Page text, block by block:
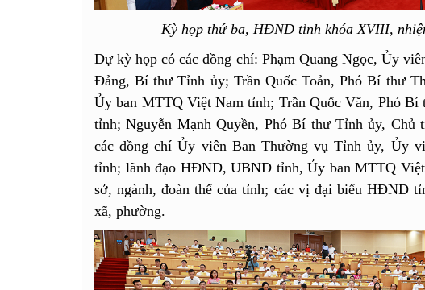
Kỳ họp thứ ba, HĐND tỉnh khóa XVIII,
Dự kỳ họp có các đồng chí: Phạm Quang Ngọc, Ủy
Đảng, Bí thư Tỉnh ủy; Trần Quốc Toản, Phó Bí thư
Ủy ban MTTQ Việt Nam tỉnh; Trần Quốc Văn, Phó
tỉnh; Nguyễn Mạnh Quyền, Phó Bí thư Tỉnh ủy,
các đồng chí Ủy viên Ban Thường vụ Tỉnh ủy, Ủy
tỉnh; lãnh đạo HĐND, UBND tỉnh, Ủy ban MTTQ Việt
sở, ngành, đoàn thể của tỉnh; các vị đại biểu HĐND
xã, phường.